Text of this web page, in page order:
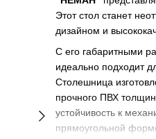
Этот стол станет
дизайном и
С его габаритными
идеально подходит
Столешница
прочного ПВХ
устойчивость к
прямоугольной